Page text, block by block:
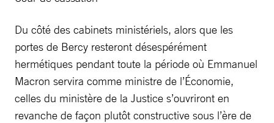
Du côté des cabinets ministériels, alors que les
portes de Bercy resteront désespérément
hermétiques pendant toute la période où Emmanuel
Macron servira comme ministre de l’Économie,
celles du ministère de la Justice s’ouvriront en
revanche de façon plutôt constructive sous l’ère de